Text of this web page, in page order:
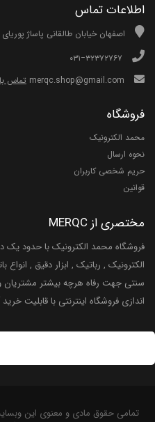
اطلاعات تماس
اصفهان خیابان طالقانی پاساژ
تماس
فروشگاه
محمد الکترونیک
نحوه ارسال
حریم شخصی کاربران
قوانین
مختصری از MERQC
فروشگاه محمد الکترونیک با حدود یک
الکترونیک , رباتیک , ابزار دقیق ,
سنتی جهت رفاه هرچه بیشتر مشتریان
اندازی فروشگاه اینترنتی با قابلیت
تمامی حقوق مادی و معنوی این